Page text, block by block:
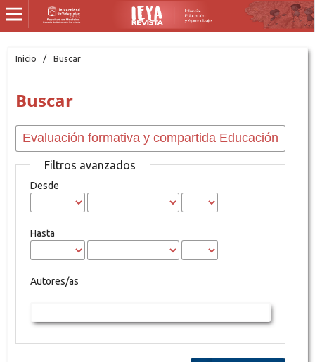
Inicio / Buscar
Buscar
Filtros avanzados
Desde
Hasta
Autores/as